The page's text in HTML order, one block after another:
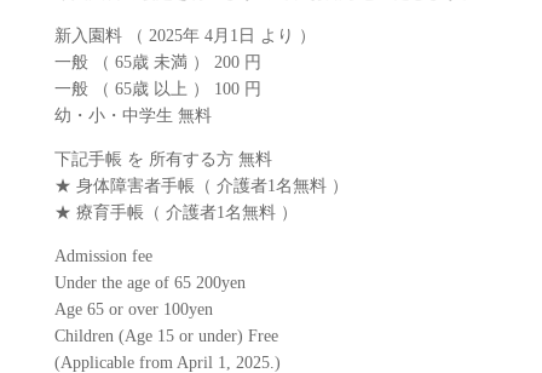
新入園料 （ 2025年 4月1日 より ）
一般 （ 65歳 未満 ） 200 円
一般 （ 65歳 以上 ） 100 円
幼・小・中学生 無料
下記手帳 を 所有する方 無料
★ 身体障害者手帳（ 介護者1名無料 ）
★ 療育手帳（ 介護者1名無料 ）
Admission fee
Under the age of 65 200yen
Age 65 or over 100yen
Children (Age 15 or under) Free
(Applicable from April 1, 2025.)